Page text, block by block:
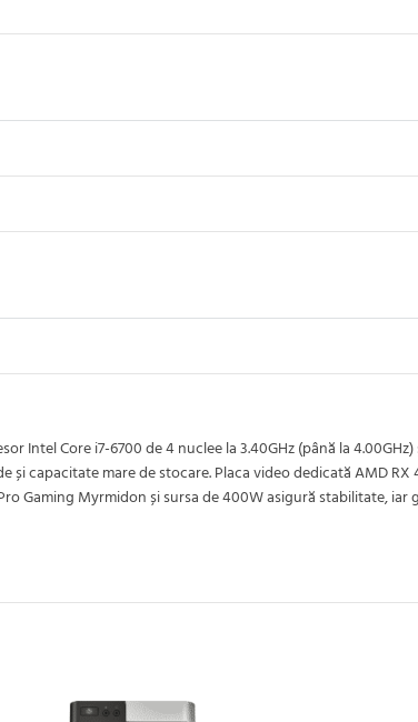
Core i7-6700 de 4 nuclee la 3.40GHz (până la 4.00GHz)
capacitate mare de stocare. Placa video dedicată AMD
Gaming Myrmidon și sursa de 400W asigură stabilitate, iar